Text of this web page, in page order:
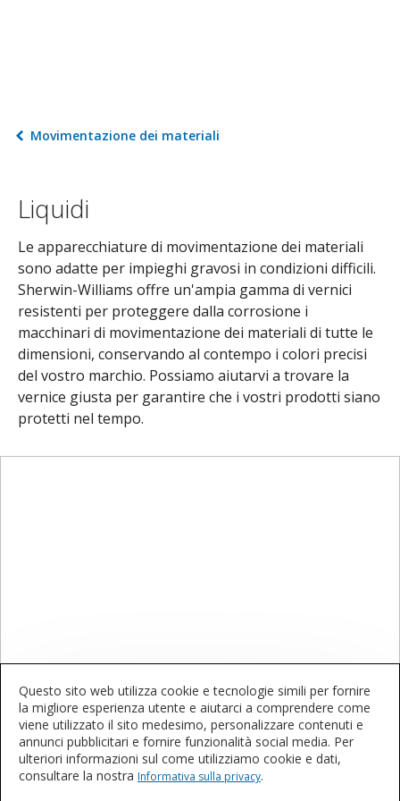
Movimentazione dei materiali
Liquidi
Le apparecchiature di movimentazione dei materiali
sono adatte per impieghi gravosi in condizioni difficili.
Sherwin-Williams offre un'ampia gamma di vernici
resistenti per proteggere dalla corrosione i
macchinari di movimentazione dei materiali di tutte le
dimensioni, conservando al contempo i colori precisi
del vostro marchio. Possiamo aiutarvi a trovare la
vernice giusta per garantire che i vostri prodotti siano
protetti nel tempo.
Contattateci
Volete saperne di più o acquistare questi
prodotti?
Questo sito web utilizza cookie e tecnologie simili per fornire
la migliore esperienza utente e aiutarci a comprendere come
viene utilizzato il sito medesimo, personalizzare contenuti e
annunci pubblicitari e fornire funzionalità social media. Per
ulteriori informazioni sul come utilizziamo cookie e dati,
consultare la nostra Informativa sulla privacy.